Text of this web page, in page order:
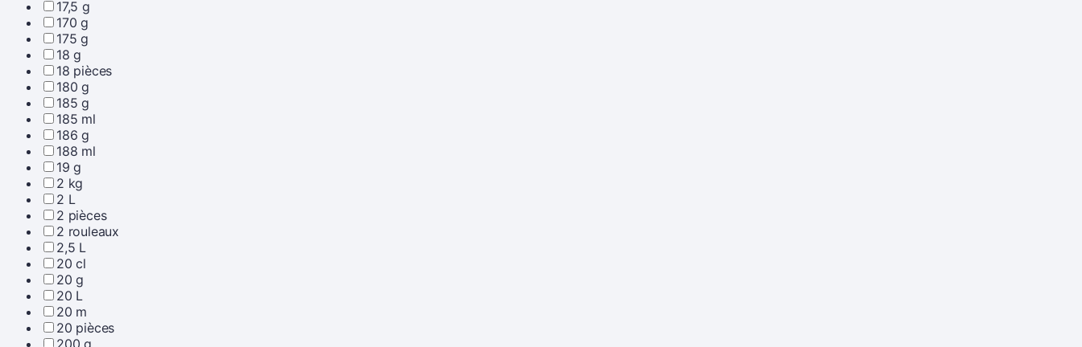
17,5 g
170 g
175 g
18 g
18 pièces
180 g
185 g
185 ml
186 g
188 ml
19 g
2 kg
2 L
2 pièces
2 rouleaux
2,5 L
20 cl
20 g
20 L
20 m
20 pièces
200 g